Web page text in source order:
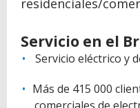
residenciales/
Servicio en el
Servicio eléctrico y
Más de 415 000